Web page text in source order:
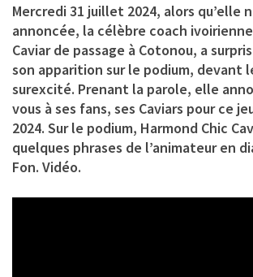
Mercredi 31 juillet 2024, alors qu’elle
annoncée, la célèbre coach
Caviarde passage à Cotonou, a
son apparition sur le podium, devant
surexcité. Prenant la parole, elle
vous à ses fans, ses Caviars pour ce
2024. Sur le podium, Harmond Chic
quelques phrases de l’animateur en
Fon. Vidéo.